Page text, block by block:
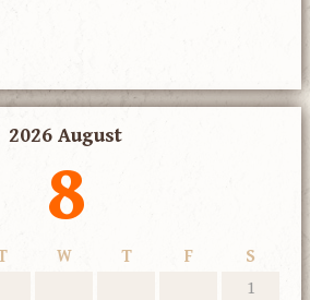
2026 August
8
W T F
S
1